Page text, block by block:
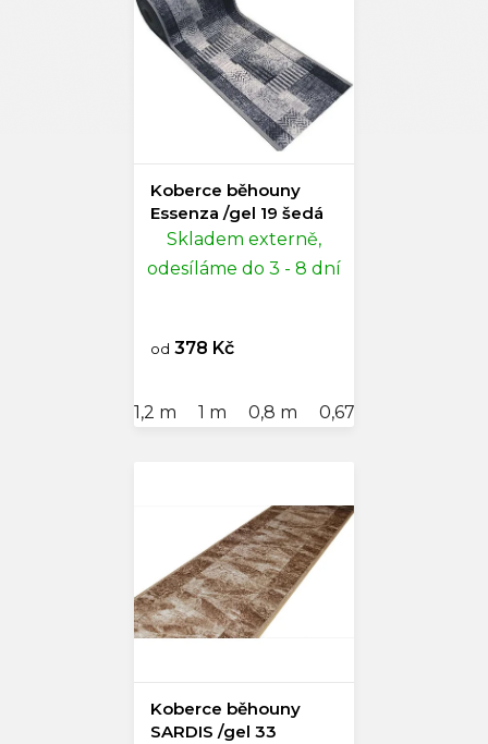
Koberce běhouny
Essenza /gel 19 šedá
Skladem externě,
odesíláme do 3 - 8 dní
od 378 Kč
1,2 m 1 m 0,8 m 0,67 m
Koberce běhouny
SARDIS /gel 33